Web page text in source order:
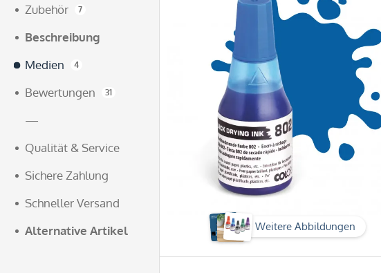
Zubehör
7
Beschreibung
Medien
4
Bewertungen 31
—
Qualität & Service
Sichere Zahlung
Schneller Versand
Alternative Artikel
Weitere Abbildungen